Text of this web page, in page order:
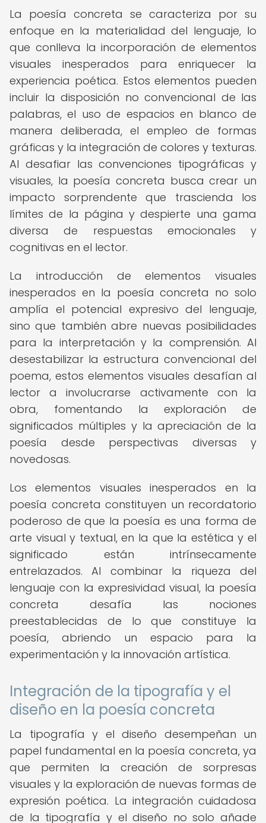
La poesía concreta se caracteriza por su
enfoque en la materialidad del lenguaje, lo
que conlleva la incorporación de elementos
visuales inesperados para enriquecer la
experiencia poética. Estos elementos pueden
incluir la disposición no convencional de las
palabras, el uso de espacios en blanco de
manera deliberada, el empleo de formas
gráficas y la integración de colores y texturas.
Al desafiar las convenciones tipográficas y
visuales, la poesía concreta busca crear un
impacto sorprendente que trascienda los
límites de la página y despierte una gama
diversa de respuestas emocionales y
cognitivas en el lector.
La introducción de elementos visuales
inesperados en la poesía concreta no solo
amplía el potencial expresivo del lenguaje,
sino que también abre nuevas posibilidades
para la interpretación y la comprensión. Al
desestabilizar la estructura convencional del
poema, estos elementos visuales desafían al
lector a involucrarse activamente con la
obra, fomentando la exploración de
significados múltiples y la apreciación de la
poesía desde perspectivas diversas y
novedosas.
Los elementos visuales inesperados en la
poesía concreta constituyen un recordatorio
poderoso de que la poesía es una forma de
arte visual y textual, en la que la estética y el
significado están intrínsecamente
entrelazados. Al combinar la riqueza del
lenguaje con la expresividad visual, la poesía
concreta desafía las nociones
preestablecidas de lo que constituye la
poesía, abriendo un espacio para la
experimentación y la innovación artística.
Integración de la tipografía y el
diseño en la poesía concreta
La tipografía y el diseño desempeñan un
papel fundamental en la poesía concreta, ya
que permiten la creación de sorpresas
visuales y la exploración de nuevas formas de
expresión poética. La integración cuidadosa
de la tipografía y el diseño no solo añade